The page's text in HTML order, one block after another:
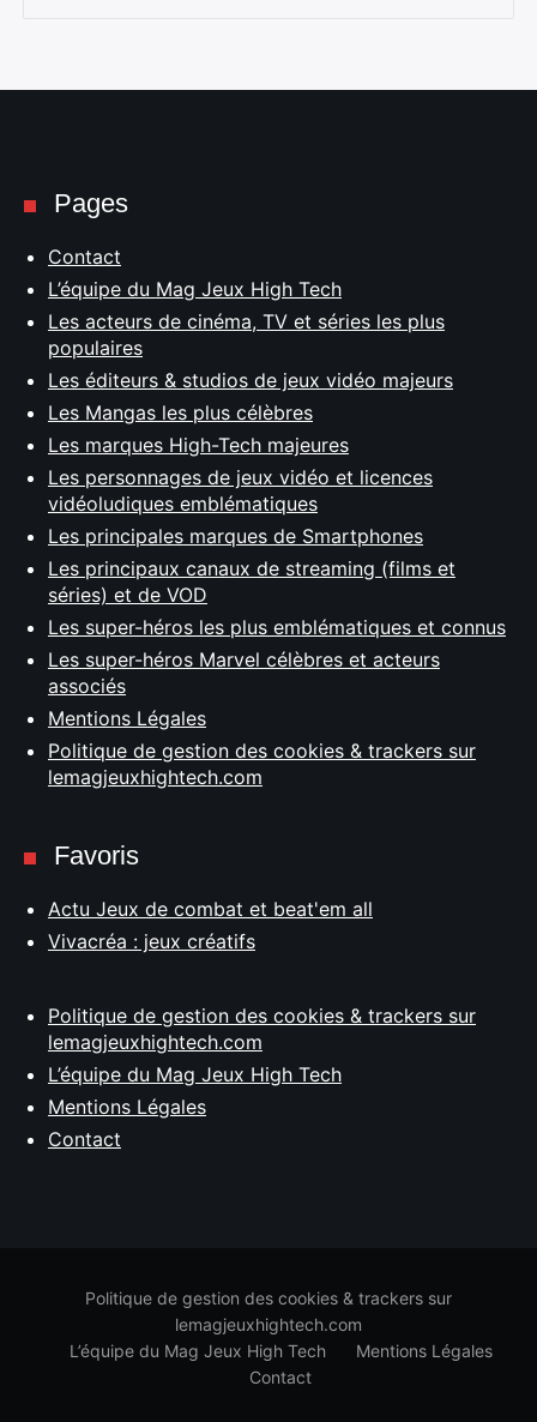
Pages
Contact
L’équipe du Mag Jeux High Tech
Les acteurs de cinéma, TV et séries les plus
populaires
Les éditeurs & studios de jeux vidéo majeurs
Les Mangas les plus célèbres
Les marques High-Tech majeures
Les personnages de jeux vidéo et licences
vidéoludiques emblématiques
Les principales marques de Smartphones
Les principaux canaux de streaming (films et
séries) et de VOD
Les super-héros les plus emblématiques et connus
Les super-héros Marvel célèbres et acteurs
associés
Mentions Légales
Politique de gestion des cookies & trackers sur
lemagjeuxhightech.com
Favoris
Actu Jeux de combat et beat'em all
Vivacréa : jeux créatifs
Politique de gestion des cookies & trackers sur
lemagjeuxhightech.com
L’équipe du Mag Jeux High Tech
Mentions Légales
Contact
Politique de gestion des cookies & trackers sur
lemagjeuxhightech.com
L’équipe du Mag Jeux High Tech
Mentions Légales
Contact